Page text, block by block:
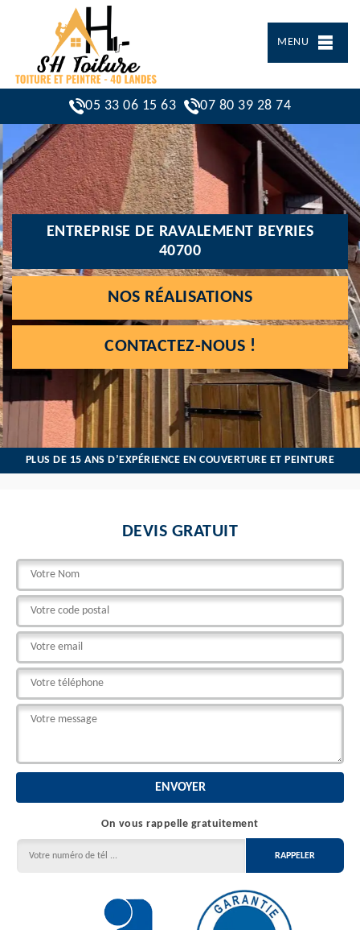
MENU
05 33 06 15 63 07 80 39 28 74
ENTREPRISE DE RAVALEMENT BEYRIES
40700
NOS RÉALISATIONS
CONTACTEZ-NOUS !
PLUS DE 15 ANS D’EXPÉRIENCE EN COUVERTURE ET PEINTURE
DEVIS GRATUIT
On vous rappelle gratuitement